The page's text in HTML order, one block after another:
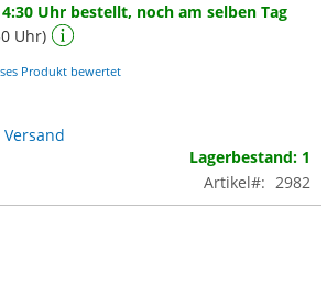
Uhr bestellt, noch am selben Tag
Uhr)
Produkt bewertet
Versand
Lagerbestand: 1
Artikel
2982